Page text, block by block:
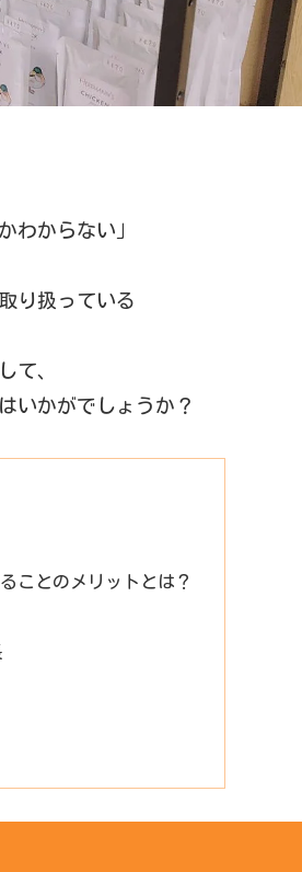
わからない」
り扱っている
て、
いかがでしょうか？
ことのメリットとは？